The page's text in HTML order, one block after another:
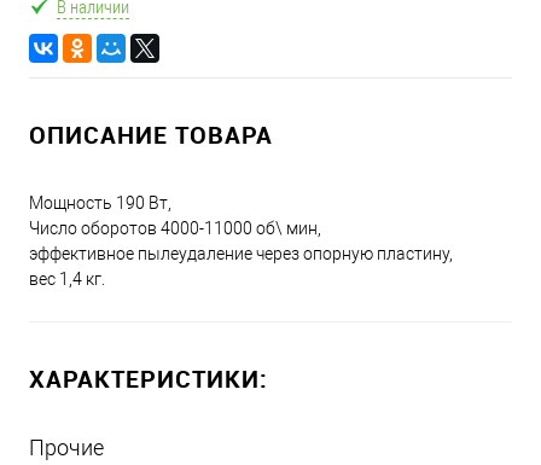
В наличии
ОПИСАНИЕ ТОВАРА
Мощность 190 Вт,
Число оборотов 4000-11000 об\ мин,
эффективное пылеудаление через опорную пластину,
вес 1,4 кг.
ХАРАКТЕРИСТИКИ:
Прочие